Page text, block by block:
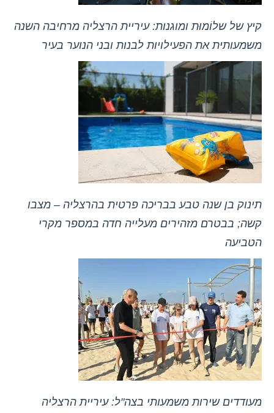
קיץ של שלוֹמוּת ומוגנות: עיריית הרצליה מרחיבה השנה
משמעותית את הפעילויות לבנות ובני הנוער בעיר
תינוק בן שנה טבע בבריכה פרטית בהרצליה – מצבו
קשה; בבטרם מזהירים מעלייה חדה במספר מקרי
הטביעה
מעודדים שירות משמעותי בצה"ל: עיריית הרצליה